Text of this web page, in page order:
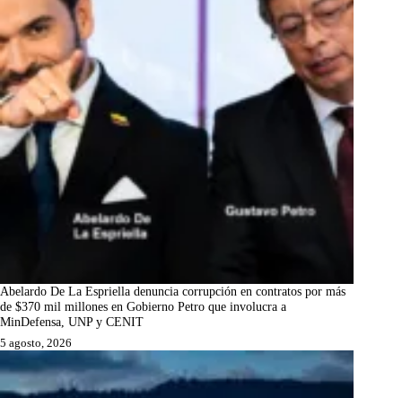
Abelardo De La Espriella denuncia corrupción en contratos por más
de $370 mil millones en Gobierno Petro que involucra a
MinDefensa, UNP y CENIT
5 agosto, 2026